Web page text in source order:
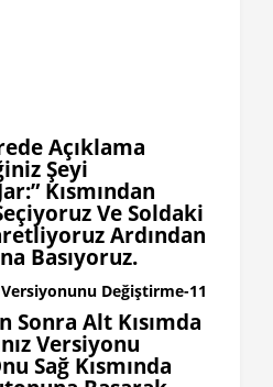
Açıklama
Şeyi
Kısmından
Ve Soldaki
Ardından
Basıyoruz.
Alt Kısımda
Versiyonu
Sağ Kısmında